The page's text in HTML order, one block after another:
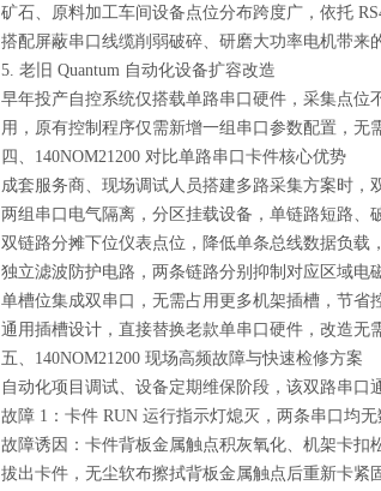
矿石、原料加工车间设备点位分布跨度广，依托
搭配屏蔽串口线缆削弱破碎、研磨大功率电机带来
5. 老旧 Quantum 自动化设备扩容改造
早年投产自控系统仅搭载单路串口硬件，采集点位
用，原有控制程序仅需新增一组串口参数配置，无
四、140NOM21200 对比单路串口卡件核心优势
成套服务商、现场调试人员搭建多路采集方案时，
两组串口电气隔离，分区挂载设备，单链路短路、
双链路分摊下位仪表点位，降低单条总线数据负载
独立滤波防护电路，两条链路分别抑制对应区域电
单槽位集成双串口，无需占用更多机架插槽，节省
通用插槽设计，直接替换老款单串口硬件，改造无
五、140NOM21200 现场高频故障与快速检修方案
自动化项目调试、设备定期维保阶段，该双路串口
故障 1：卡件 RUN 运行指示灯熄灭，两条串口均无
故障诱因：卡件背板金属触点积灰氧化、机架卡
拔出卡件，无尘软布擦拭背板金属触点后重新卡紧